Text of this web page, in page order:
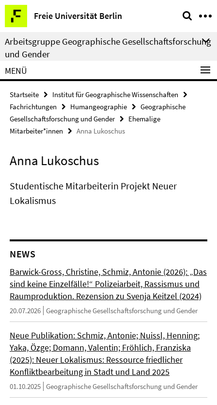
Springe
direkt
zu
Inhalt
Freie Universität Berlin
Service-
Navigation
Arbeitsgruppe Geographische Gesellschaftsforschung
und Gender
MENÜ
Startseite
Institut für Geographische Wissenschaften
Fachrichtungen
Humangeographie
Geographische
Gesellschaftsforschung und Gender
Ehemalige
Mitarbeiter*innen
Anna Lukoschus
Anna Lukoschus
Studentische Mitarbeiterin Projekt Neuer
Lokalismus
NEWS
Barwick-Gross, Christine, Schmiz, Antonie (2026): „Das
sind keine Einzelfälle!“ Polizeiarbeit, Rassismus und
Raumproduktion. Rezension zu Svenja Keitzel (2024)
20.07.2026 Geographische Gesellschaftsforschung und Gender
Neue Publikation: Schmiz, Antonie; Nuissl, Henning;
Yaka, Özge; Domann, Valentin; Fröhlich, Franziska
(2025): Neuer Lokalismus: Ressource friedlicher
Konfliktbearbeitung in Stadt und Land 2025
01.10.2025 Geographische Gesellschaftsforschung und Gender